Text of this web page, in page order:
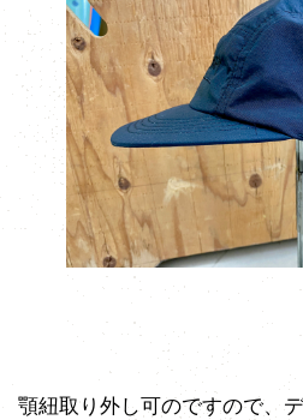
顎紐取り外し可のですので、